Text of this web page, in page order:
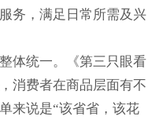
务，满足日常所需及兴
体统一。《第三只眼看
消费者在商品层面有不
来说是“该省省，该花